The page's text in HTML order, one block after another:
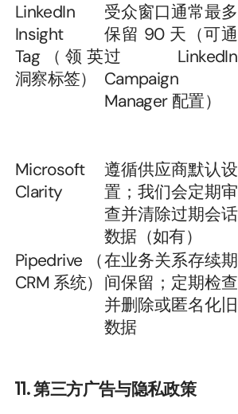
LinkedIn
Insight
Tag（领英
洞察标签）
受众窗口通常最多
保留 90 天（可通
过 LinkedIn
Campaign
Manager 配置）
Microsoft
Clarity
遵循供应商默认设
置；我们会定期审
查并清除过期会话
数据（如有）
Pipedrive（
CRM 系统）
在业务关系存续期
间保留；定期检查
并删除或匿名化旧
数据
11. 第三方广告与隐私政策